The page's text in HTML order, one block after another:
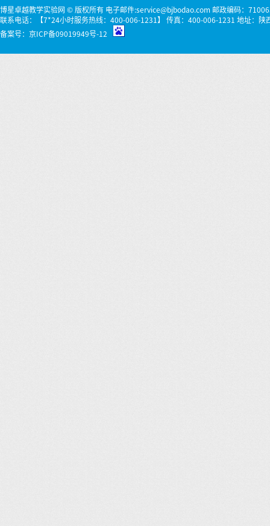
博星卓越教学实验网 © 版权所有 电子邮件:service@bjbodao.com 邮政编码：
联系电话：【7*24小时服务热线：400-006-1231】 传真：400-006-1231 地址：陕
备案号： 京ICP备09019949号-12